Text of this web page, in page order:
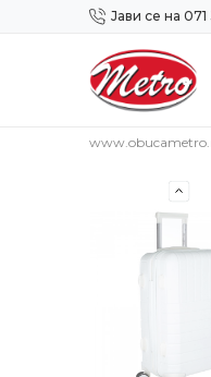
Јави се на